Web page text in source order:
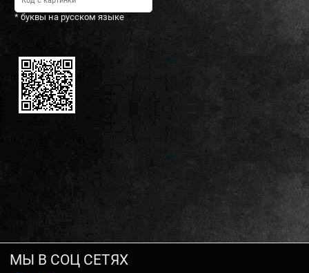
* буквы на русском языке
МЫ В СОЦ СЕТЯХ